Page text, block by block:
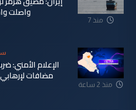
منذ 7
واصلت
منذ 2 ساعة
مضافات